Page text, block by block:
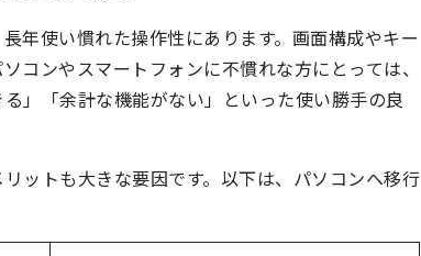
年使い慣れた操作性にあります。画面構成やキー
コンやスマートフォンに不慣れな方にとっては、
」「余計な機能がない」といった使い勝手の良
ットも大きな要因です。以下は、パソコンへ移行